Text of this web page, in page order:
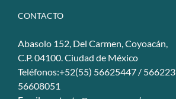
CONTACTO
Abasolo 152, Del Carmen, Coyoacán,
C.P. 04100. Ciudad de México
Teléfonos:+52(55) 56625447 /
56608051